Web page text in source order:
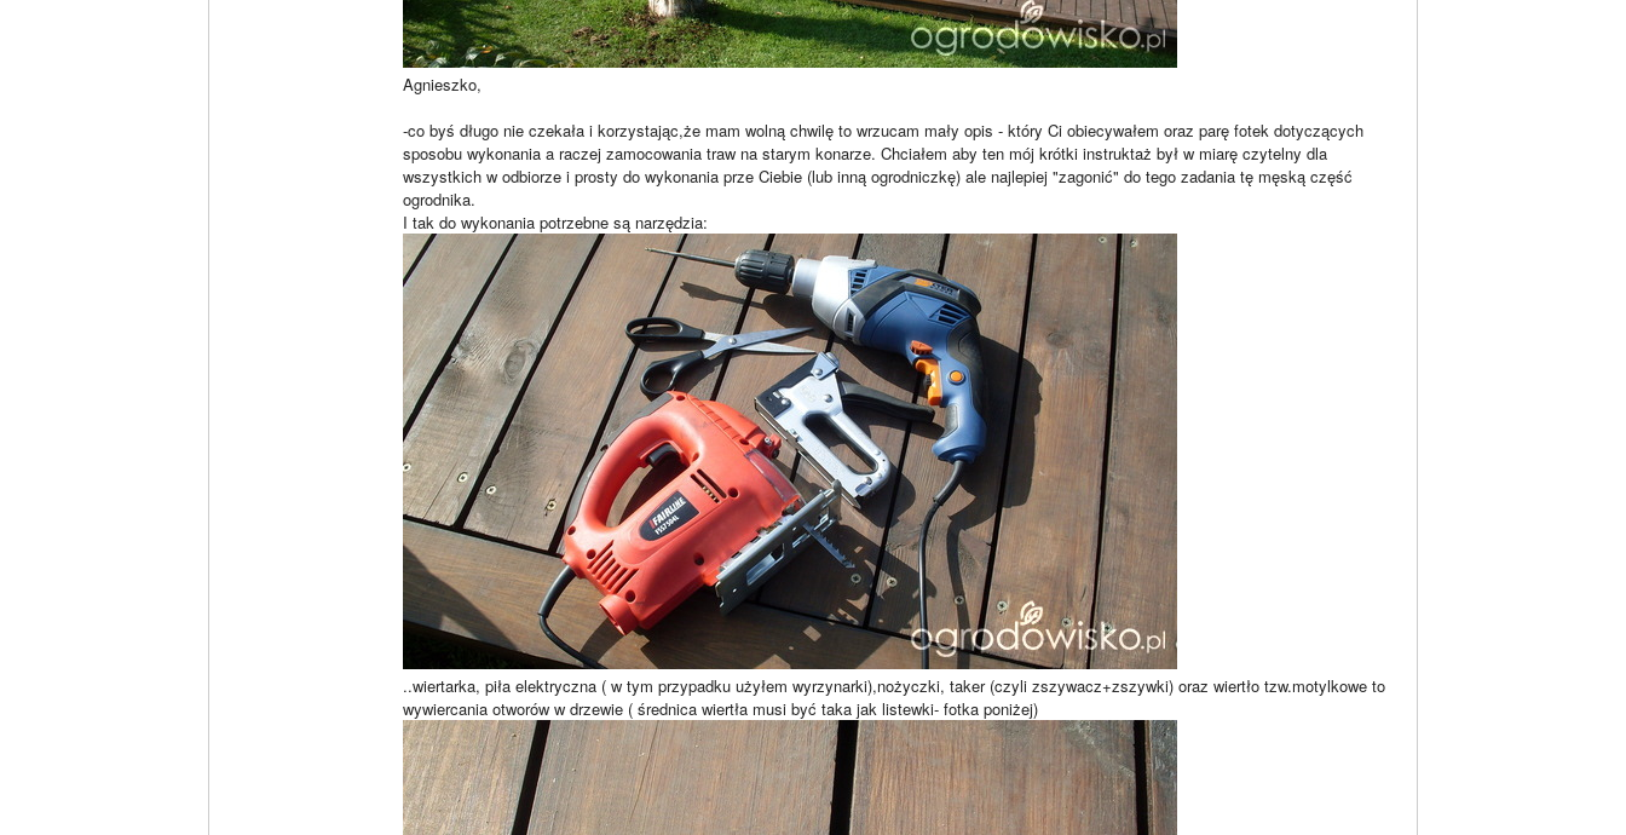
Agnieszko,
-co byś długo nie czekała i korzystając,że mam wolną chwilę to wrzucam mały opis - który Ci obiecywałem oraz parę fotek dotyczących
sposobu wykonania a raczej zamocowania traw na starym konarze. Chciałem aby ten mój krótki instruktaż był w miarę czytelny dla
wszystkich w odbiorze i prosty do wykonania prze Ciebie (lub inną ogrodniczkę) ale najlepiej "zagonić" do tego zadania tę męską część
ogrodnika.
I tak do wykonania potrzebne są narzędzia:
..wiertarka, piła elektryczna ( w tym przypadku użyłem wyrzynarki),nożyczki, taker (czyli zszywacz+zszywki) oraz wiertło tzw.motylkowe to
wywiercania otworów w drzewie ( średnica wiertła musi być taka jak listewki- fotka poniżej)